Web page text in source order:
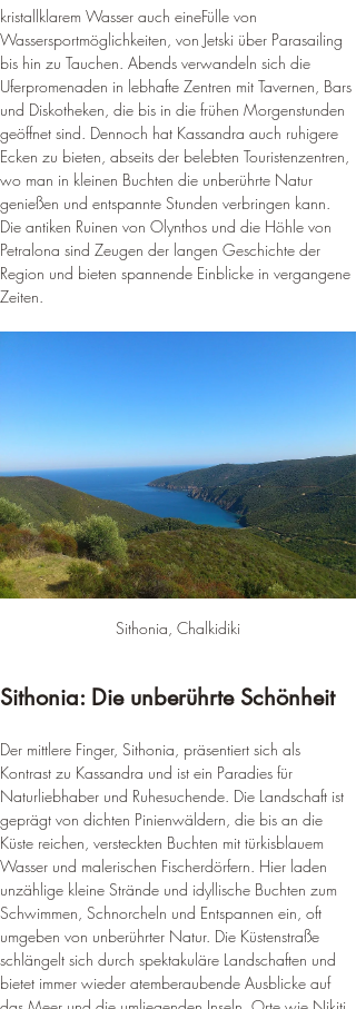
kristallklarem Wasser auch eineFülle von
Wassersportmöglichkeiten, von Jetski über Parasailing
bis hin zu Tauchen. Abends verwandeln sich die
Uferpromenaden in lebhafte Zentren mit Tavernen, Bars
und Diskotheken, die bis in die frühen Morgenstunden
geöffnet sind. Dennoch hat Kassandra auch ruhigere
Ecken zu bieten, abseits der belebten Touristenzentren,
wo man in kleinen Buchten die unberührte Natur
genießen und entspannte Stunden verbringen kann.
Die antiken Ruinen von Olynthos und die Höhle von
Petralona sind Zeugen der langen Geschichte der
Region und bieten spannende Einblicke in vergangene
Zeiten.
Sithonia, Chalkidiki
Sithonia: Die unberührte Schönheit
Der mittlere Finger, Sithonia, präsentiert sich als
Kontrast zu Kassandra und ist ein Paradies für
Naturliebhaber und Ruhesuchende. Die Landschaft ist
geprägt von dichten Pinienwäldern, die bis an die
Küste reichen, versteckten Buchten mit türkisblauem
Wasser und malerischen Fischerdörfern. Hier laden
unzählige kleine Strände und idyllische Buchten zum
Schwimmen, Schnorcheln und Entspannen ein, oft
umgeben von unberührter Natur. Die Küstenstraße
schlängelt sich durch spektakuläre Landschaften und
bietet immer wieder atemberaubende Ausblicke auf